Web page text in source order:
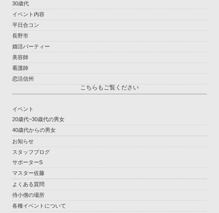
30歳代
イベント内容
平日合コン
長野市
婚活パーティー
美容師
看護師
恋活信州
こちらもご覧ください
イベント
20歳代~30歳代の男女
40歳代からの男女
お知らせ
スタッフブログ
サポーターS
マスター佐藤
よくある質問
侍小僧の場所
各種イベントについて